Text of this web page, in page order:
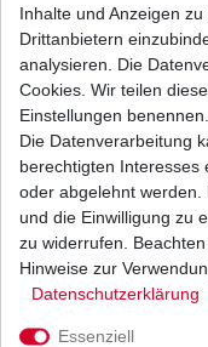
Versand
Ab einem Warenwert von
500 Euro versenden wir
die Ware kostenlos zu
Inhalte und Anzeigen
Drittanbietern
analysieren. Die
Cookies. Wir teilen
Einstellungen benennen.
Die Datenverarbeitung
berechtigten Interesses
oder abgelehnt werden.
und die Einwilligung zu
zu widerrufen.
Hinweise zur
Daten­schutz­erklärung
Essenziell